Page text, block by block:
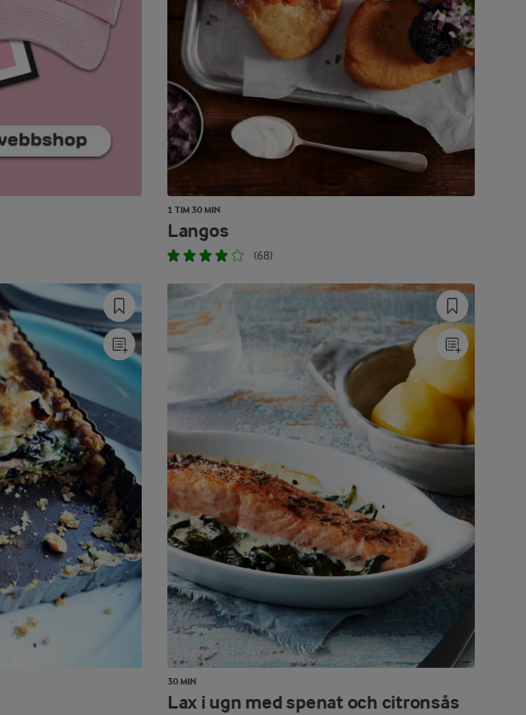
1 TIM 30 MIN
Langos
(68)
30 MIN
Lax i ugn med spenat och citronsås